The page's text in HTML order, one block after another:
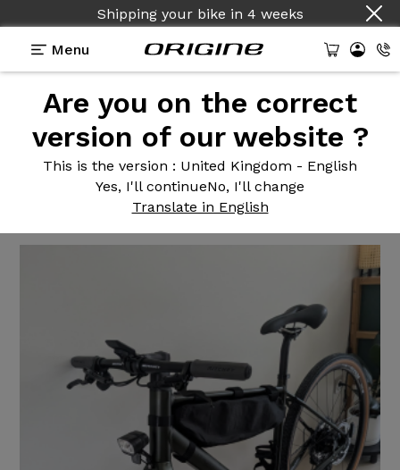
Shipping your bike in 4 weeks
Menu
Are you on the correct
version of our website ?
This is the version : United Kingdom - English
Yes, I'll continueNo, I'll change
Translate in English
Reviews> Help - Shimano SLX - DTSwiss R500
Help -Shimano SLX -
DTSwiss R500